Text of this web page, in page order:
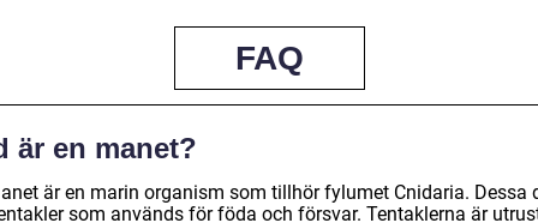
FAQ
är en manet?
är en marin organism som tillhör fylumet Cnidaria. Dessa
som används för föda och försvar. Tentaklerna är